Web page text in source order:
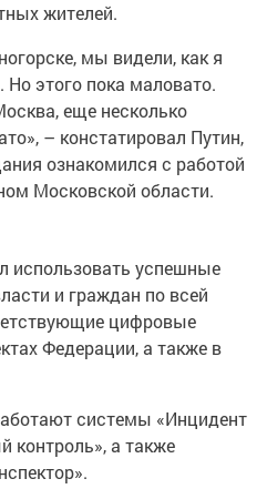
жителей.
мы видели, как я
этого пока маловато.
еще несколько
– констатировал Путин,
ознакомился с работой
Московской области.
использовать успешные
и граждан по всей
цифровые
Федерации, а также в
системы «Инцидент
контроль», а также